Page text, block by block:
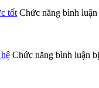
tốt Chức năng bình luận
Chức năng bình luận